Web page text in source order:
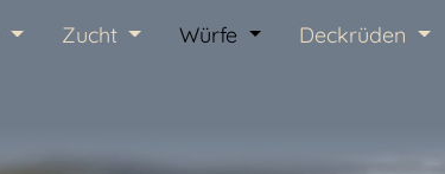
Zucht Würfe
Deckrüden
Thuraia Lionhounds